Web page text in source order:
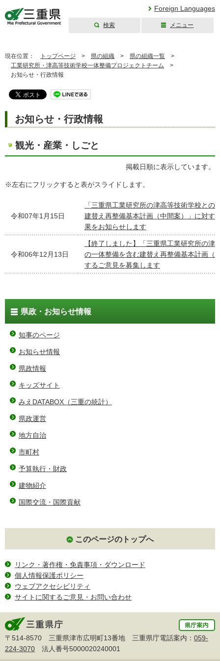
Foreign Languages
検索 メニュー
現在位置： トップページ > 県の組織 > 県の組織一覧 >
工業研究所・津高等技術学校一体整備プロジェクトチーム >
お知らせ・行政情報
お知らせ・行政情報
観光・産業・しごと
掲載日順に表示しています。
※左右にフリックすると表がスライドします。
令和07年1月15日
「三重県工業研究所の津高等技術学校との
建替え再整備基本計画（中間案）」に対す
果をお知らせします
令和06年12月13日
【終了しました】「三重県工業研究所の津
の一体整備を含む建替え再整備基本計画（
するご意見を募集します
県政・お知らせ情報
知事のページ
お知らせ情報
県政情報
キッズサイト
みえDATABOX（三重の統計）
県政運営
地方自治
市町村
予算執行・財政
建物紹介
国際交流・国際貢献
このページのトップへ
リンク・著作権・免責事項・ダウンロード
個人情報保護ポリシー
ウェブアクセシビリティ
サイトに関するご意見・お問い合わせ
〒514-8570 三重県津市広明町13番地 三重県庁電話案内： 059-
224-3070 法人番号5000020240001